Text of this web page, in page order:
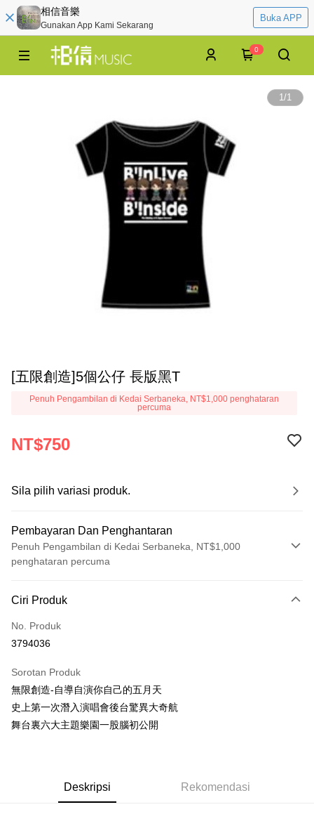
相信音樂
Gunakan App Kami Sekarang
Buka APP
0
1/1
[五限創造]5個公仔 長版黑T
Penuh Pengambilan di Kedai Serbaneka, NT$1,000 penghataran
percuma
NT$750
Sila pilih variasi produk.
Pembayaran Dan Penghantaran
Penuh Pengambilan di Kedai Serbaneka, NT$1,000
penghataran percuma
Kad Kredit (Bayaran Penuh)
Pengambilan di Kedai Serbaneka
Apple Pay
Easy Wallet
Pemindahan ATM
Ciri Produk
No. Produk
3794036
Sorotan Produk
無限創造-自導自演你自己的五月天
史上第一次潛入演唱會後台驚異大奇航
舞台裏六大主題樂園一股腦初公開
Deskripsi Rekomendasi